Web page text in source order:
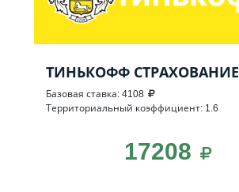
ТИНЬКОФФ СТРАХОВАНИЕ
Базовая ставка: 4108
Территориальный коэффициент: 1.6
17208